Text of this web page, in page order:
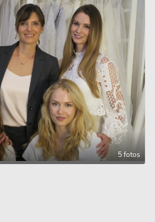
5 fotos